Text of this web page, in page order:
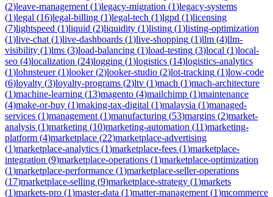
(2)leave-management (1)legacy-migration (1)legacy-systems
(1)legal (16)legal-billing (1)legal-tech (1)lgpd (1)licensing
(7)lightspeed (1)liquid (2)liquidity (1)listing (1)listing-optimization
(1)live-chat (1)live-dashboards (1)live-shopping (1)llm (4)llm-
visibility (1)lms (3)load-balancing (1)load-testing (3)local (1)local-
seo (4)localization (24)logging (1)logistics (14)logistics-analytics
(1)lohnsteuer(1)looker(2)looker-studio (2)lot-tracking (1)low-code
(6)loyalty (3)loyalty-programs (2)ltv (1)mach (1)mach-architecture
(1)machine-learning (13)magento (4)mailchimp (1)maintenance
(4)make-or-buy (1)making-tax-digital (1)malaysia (1)managed-
services (1)management (1)manufacturing (53)margins (2)market-
analysis (1)marketing (10)marketing-automation (11)marketing-
platform (4)marketplace (22)marketplace-advertising
(1)marketplace-analytics (1)marketplace-fees (1)marketplace-
integration (9)marketplace-operations (1)marketplace-optimization
(1)marketplace-performance (1)marketplace-seller-operations
(17)marketplace-selling (9)marketplace-strategy (1)markets
(1)markets-pro (1)master-data (1)matter-management (1)mcommerce